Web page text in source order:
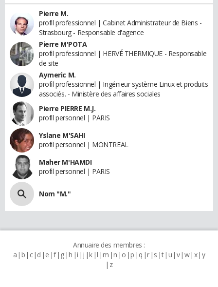
Pierre M.
profil professionnel | Cabinet Administrateur de Biens -
Strasbourg - Responsable d'agence
Pierre M'POTA
profil professionnel | HERVÉ THERMIQUE - Responsable
de site
Aymeric M.
profil professionnel | Ingénieur système Linux et produits
associés. - Ministère des affaires sociales
Pierre PIERRE M.J.
profil personnel | PARIS
Yslane M'SAHI
profil personnel | MONTREAL
Maher M'HAMDI
profil personnel | PARIS
Nom "M."
Annuaire des membres :
a b c d e f g h i j k l m n o p q r s t u v w x y
z